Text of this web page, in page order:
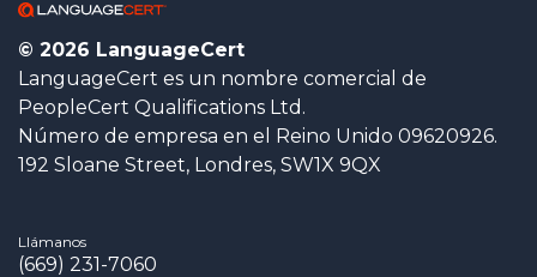
© 2026 LanguageCert
LanguageCert es un nombre comercial de
PeopleCert Qualifications Ltd.
Número de empresa en el Reino Unido 09620926.
192 Sloane Street, Londres, SW1X 9QX
Llámanos
(669) 231-7060